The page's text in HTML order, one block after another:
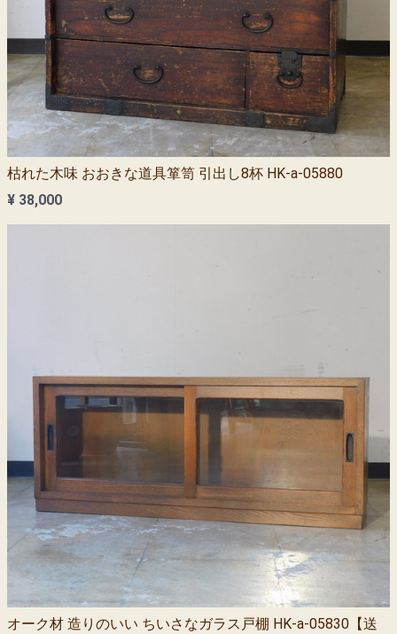
枯れた木味 おおきな道具箪笥 引出し8杯 HK-a-05880
¥ 38,000
オーク材 造りのいい ちいさなガラス戸棚 HK-a-05830【送